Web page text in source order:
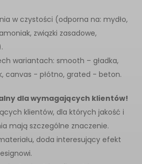
w czystości (odporna na: mydło,
związki zasadowe,
wariantach: smooth – gładka,
canvas - płótno, grated - beton.
dla wymagających klientów!
klientów, dla których jakość i
mają szczególne znaczenie.
doda interesujący efekt